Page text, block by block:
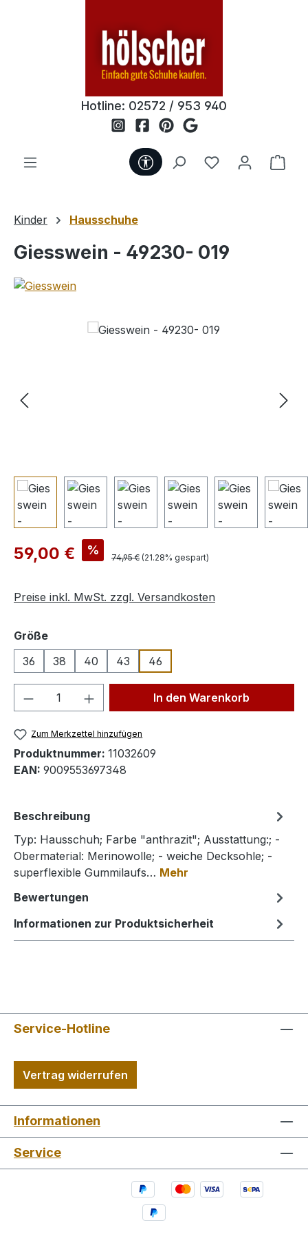
Hotline: 02572 / 953 940
Werkzeugleiste anzeigen
Du hast 0
Kinder Hausschuhe
Giesswein - 49230- 019
Bildergalerie überspringen
Verkaufspreis:
59,00 € % Regulärer Preis:
74,95 € (21.28% gespart)
Preise inkl. MwSt. zzgl. Versandkosten
Größeauswählen
36
38 40 43 46
Produkt Anzahl: Gib denIn den Warenkorb
Zum Merkzettel hinzufügen
Produktnummer: 11032609
EAN: 9009553697348
Beschreibung
Typ: Hausschuh; Farbe "anthrazit"; Ausstattung:; -
Obermaterial: Merinowolle; - weiche Decksohle; -
superflexible Gummilaufs… Mehr
Bewertungen
Informationen zur Produktsicherheit
Service-Hotline
Vertrag widerrufen
Informationen
Service